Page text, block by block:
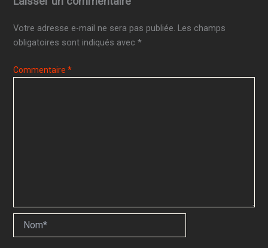
Votre adresse e-mail ne sera pas publiée. Les champs
obligatoires sont indiqués avec*
Commentaire*